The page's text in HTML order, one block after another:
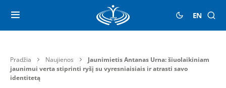
EN
Pradžia Naujienos
Jaunimietis Antanas Urna: šiuolaikiniam
jaunimui verta stiprinti ryšį su vyresniaisiais ir atrasti savo
identitetą